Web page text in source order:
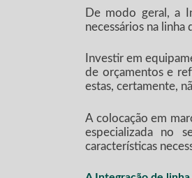
De modo geral, a
necessários na linha
Investir em
de orçamentos e
estas, certamente,
A colocação em
especializada no
características